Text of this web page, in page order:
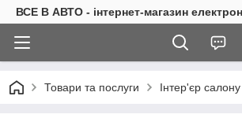
ВСЕ В АВТО - інтернет-магазин
Товари та послуги Інтер'єр